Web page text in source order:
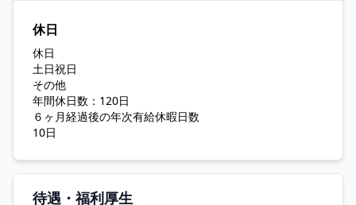
休日
休日
土日祝日
その他
年間休日数：120日
６ヶ月経過後の年次有給休暇日数
10日
待遇・福利厚生